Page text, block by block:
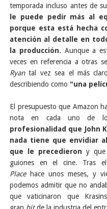
temporada incluso antes de
le puede pedir más al
porque esta está hecha
atención al detalle en
la producción. Aunque a
veces en referencia a otras
Ryantal vez sea el más
describiendo como "una
El presupuesto que Amazon
nota en cada uno de
profesionalidad que John
nada tiene que envidiar
que le precedieron y que
guiones en el cine. Tras
Place hace unos meses, y
podemos admitir que no
que vaticinaron que